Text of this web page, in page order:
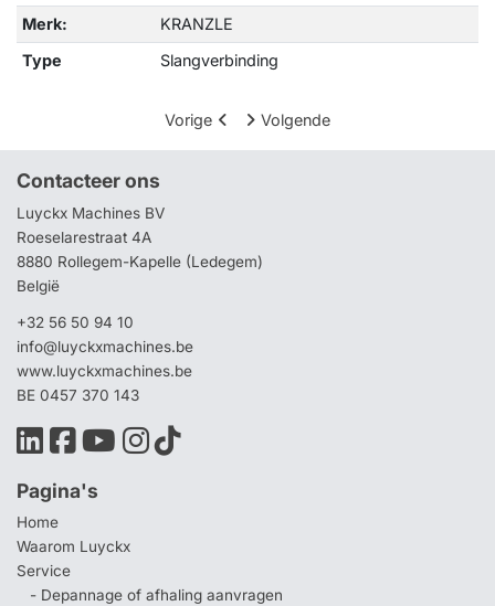
Merk:
KRANZLE
Type
Slangverbinding
Vorige Volgende
Contacteer ons
Luyckx Machines BV
Roeselarestraat 4A
8880 Rollegem-Kapelle (Ledegem)
België
+32 56 50 94 10
info@luyckxmachines.be
www.luyckxmachines.be
BE 0457 370 143
Pagina's
Home
Waarom Luyckx
Service
- Depannage of afhaling aanvragen